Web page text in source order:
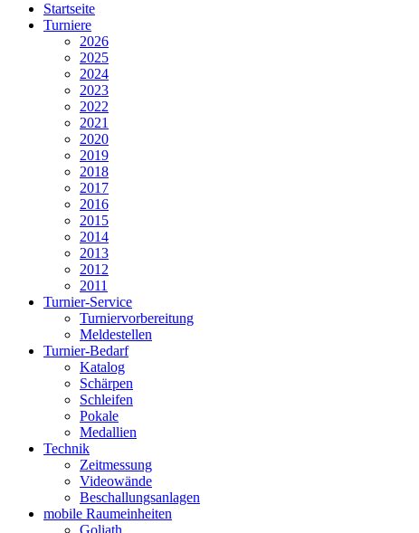
Startseite
Turniere
2026
2025
2024
2023
2022
2021
2020
2019
2018
2017
2016
2015
2014
2013
2012
2011
Turnier-Service
Turniervorbereitung
Meldestellen
Turnier-Bedarf
Katalog
Schärpen
Schleifen
Pokale
Medallien
Technik
Zeitmessung
Videowände
Beschallungsanlagen
mobile Raumeinheiten
Goliath